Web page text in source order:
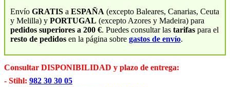
Envío GRATIS a ESPAÑA (excepto Baleares, Canarias, Ceuta
y Melilla) y PORTUGAL (excepto Azores y Madeira) para
pedidos superiores a 200 €. Puedes consultar las tarifas para el
resto de pedidos en la página sobre gastos de envío.
Consultar DISPONIBILIDAD y plazo de entrega:
- Stihl: 982 30 30 05